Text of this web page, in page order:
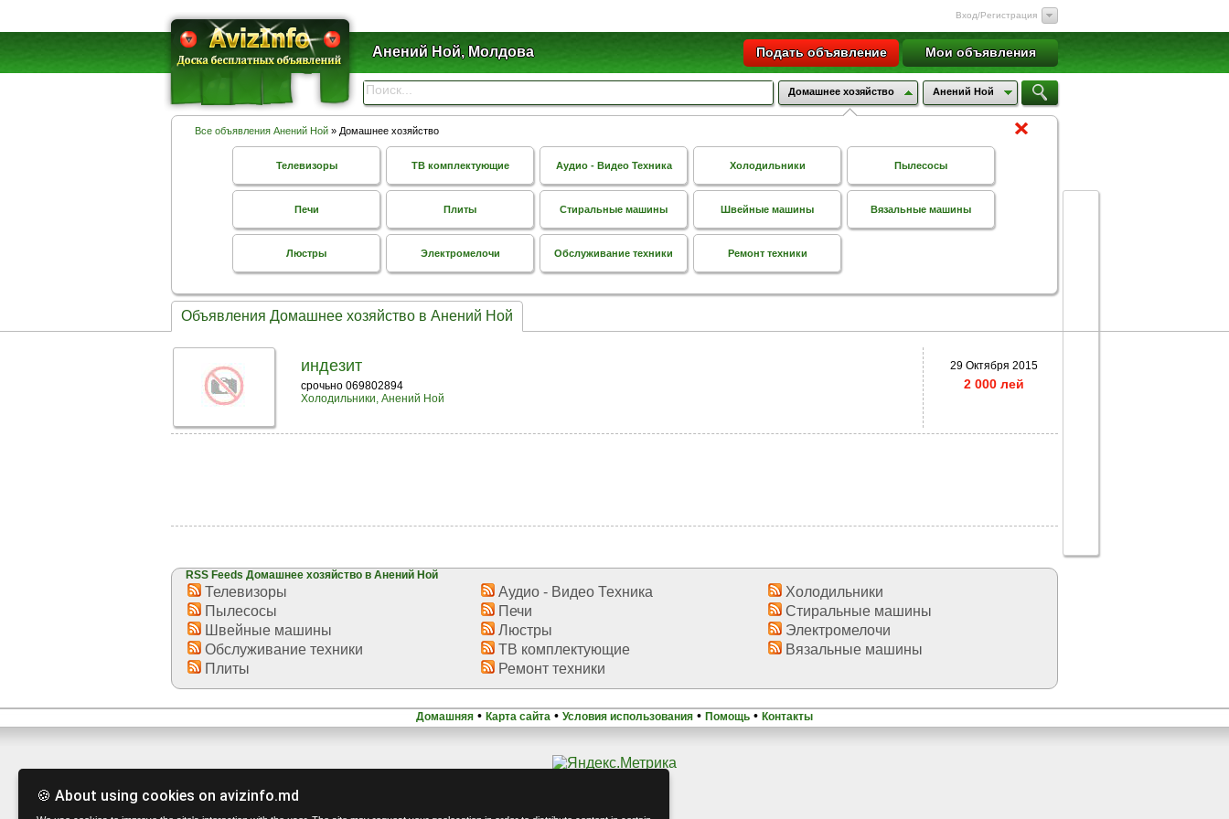
Вход/Регистрация
Анений Ной, Молдова Мои объявления
Подать объявление
Домашнее хозяйство Анений Ной
Все объявления Анений Ной » Домашнее хозяйство
Телевизоры ТВ комплектующие Аудио - Видео Техника Холодильники Пылесосы
Печи Плиты Стиральные машины Швейные машины Вязальные машины
Люстры Электромелочи Обслуживание техники Ремонт техники
Объявления Домашнее хозяйство в Анений Ной
индезит
срочьно 069802894
Холодильники, Анений Ной
29 Октября 2015
2 000 лей
RSS Feeds Домашнее хозяйство в Анений Ной
Телевизоры Аудио - Видео Техника
Холодильники
Пылесосы
Печи
Стиральные машины
Швейные машины
Люстры
Электромелочи
Обслуживание техники
ТВ комплектующие
Вязальные машины
Плиты
Ремонт техники
Домашняя • Карта сайта • Условия использования • Помощь • Контакты
🍪 About using cookies on avizinfo.md